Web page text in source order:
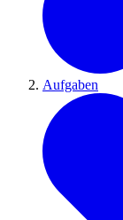
Aufgaben